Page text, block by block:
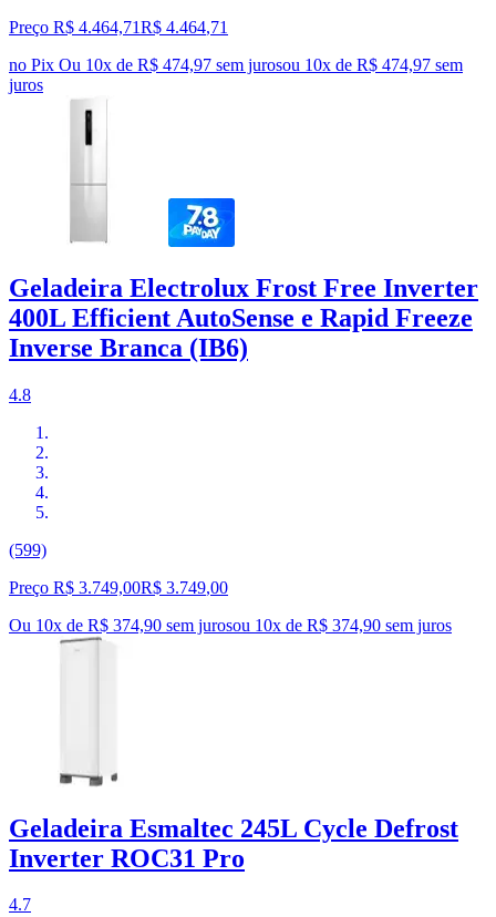
Preço R$ 4.464,71R$ 4.464,71
no Pix Ou 10x de R$ 474,97 sem jurosou 10x de R$ 474,97 sem
juros
Geladeira Electrolux Frost Free Inverter
400L Efficient AutoSense e Rapid Freeze
Inverse Branca (IB6)
4.8
(599)
Preço R$ 3.749,00R$ 3.749,00
Ou 10x de R$ 374,90 sem jurosou 10x de R$ 374,90 sem juros
Geladeira Esmaltec 245L Cycle Defrost
Inverter ROC31 Pro
4.7